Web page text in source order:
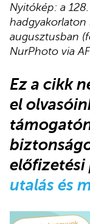
Nyitókép: a
hadgyakorlaton
augusztusban
NurPhoto via
Ez a cikk
el
utalás és